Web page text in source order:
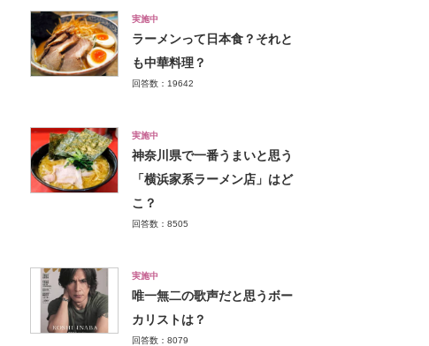
実施中
ラーメンって日本食？それと
も中華料理？
回答数：19642
実施中
神奈川県で一番うまいと思う
「横浜家系ラーメン店」はど
こ？
回答数：8505
実施中
唯一無二の歌声だと思うボー
カリストは？
回答数：8079